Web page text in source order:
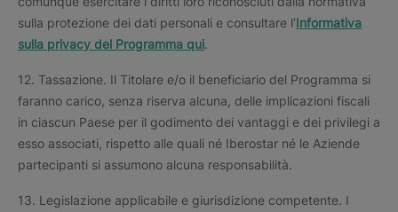
sulla protezione dei dati personali e consultare l’Informativa
sulla privacy del Programma qui.
12. Tassazione. Il Titolare e/o il beneficiario del Programma si
faranno carico, senza riserva alcuna, delle implicazioni fiscali
in ciascun Paese per il godimento dei vantaggi e dei privilegi a
esso associati, rispetto alle quali né Iberostar né le Aziende
partecipanti si assumono alcuna responsabilità.
13. Legislazione applicabile e giurisdizione competente. I